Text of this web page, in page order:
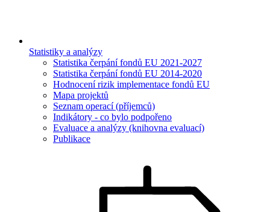
Statistiky a analýzy
Statistika čerpání fondů EU 2021-2027
Statistika čerpání fondů EU 2014-2020
Hodnocení rizik implementace fondů EU
Mapa projektů
Seznam operací (příjemců)
Indikátory - co bylo podpořeno
Evaluace a analýzy (knihovna evaluací)
Publikace